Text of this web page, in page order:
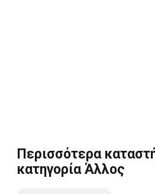
Περισσότερα
κατηγορία Άλλος